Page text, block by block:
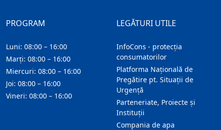
LEGĂTURI UTILE
InfoCons - protecția
consumatorilor
Platforma Națională de
Pregătire pt. Situații de
Urgență
Parteneriate, Proiecte și
Instituții
Compania de apa
PROGRAM
Luni: 08:00 – 16:00
Marți: 08:00 – 16:00
Miercuri: 08:00 – 16:00
Joi: 08:00 – 16:00
Vineri: 08:00 – 16:00